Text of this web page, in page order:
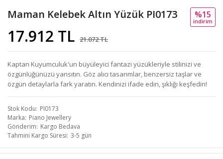
Maman Kelebek Altın Yüzük PI0173
17.912 TL 21.072 TL
%15
i̇ndi̇ri̇m
Kaptan Kuyumculuk'un büyüleyici fantazi yüzükleriyle stilinizi ve
özgünlüğünüzü yansıtın. Göz alıcı tasarımlar, benzersiz taşlar ve
özgün detaylarla fark yaratın. Kendinizi ifade edin, şıklığı keşfedin!
Stok Kodu PI0173
Marka Piano Jewellery
Gönderim Kargo Bedava
Tahmini Kargo Süresi 3-5 gün